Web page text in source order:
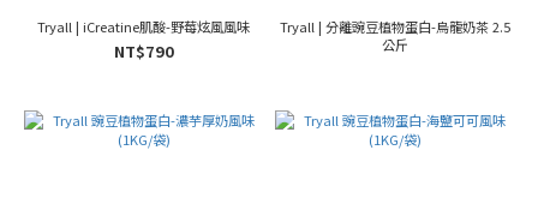
Tryall | iCreatine肌酸-野莓炫風風味
NT$790
Tryall | 分離豌豆植物蛋白-烏龍奶茶 2.5
公斤